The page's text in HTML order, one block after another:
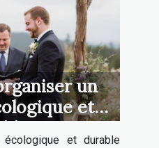
un
et
?
écologique et durable